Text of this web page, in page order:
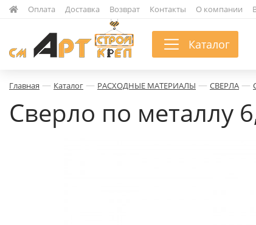
Оплата Доставка Возврат Контакты О компании
Каталог
Главная — Каталог — РАСХОДНЫЕ МАТЕРИАЛЫ — СВЕРЛА —
Сверло по металлу